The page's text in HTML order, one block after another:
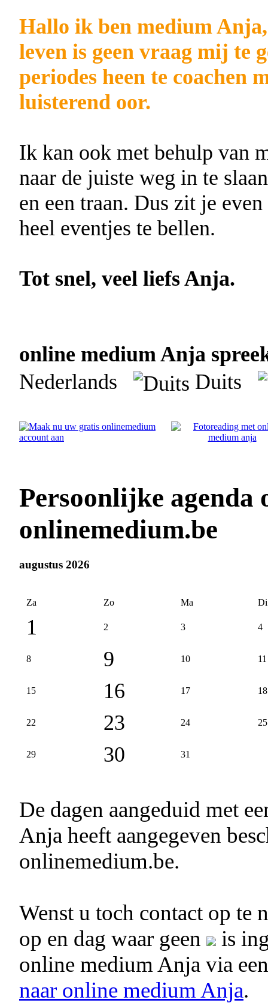
Hallo ik ben medium
leven is geen vraag mij te
periodes heen te coachen
luisterend oor.
Ik kan ook met behulp van
naar de juiste weg in te
en een traan. Dus zit je
heel eventjes te bellen.
Tot snel, veel liefs Anja.
online medium Anja
Nederlands
Duits
Persoonlijke agenda
onlinemedium.be
augustus 2026
Za Zo Ma Di
1 2 3 4
8 9 10 11
15 16 17 18
22 23 24 25
29 30 31
De dagen aangeduid met
Anja heeft aangegeven
onlinemedium.be.
Wenst u toch contact op te
op en dag waar geen
is
online medium Anja via
naar online medium Anja.